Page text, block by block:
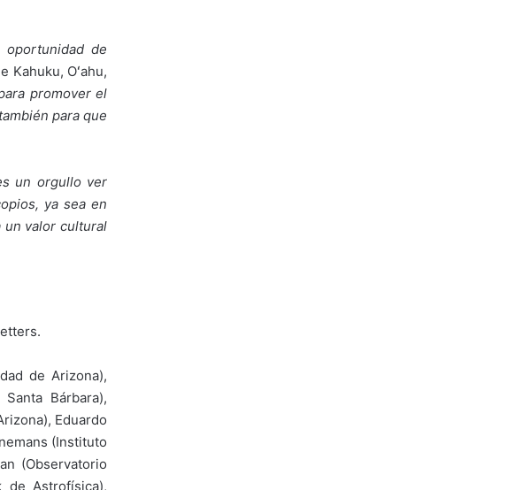
oportunidad de
Kahuku, Oʻahu,
promover el
para que
un orgullo ver
ya sea en
un valor cultural
de Arizona),
Bárbara),
Eduardo
(Instituto
(Observatorio
de Astrofísica),